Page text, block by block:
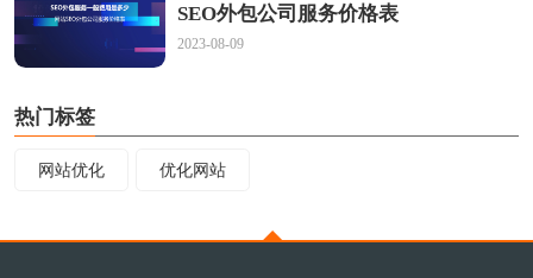
SEO外包公司服务价格表
2023-08-09
热门标签
网站优化 优化网站